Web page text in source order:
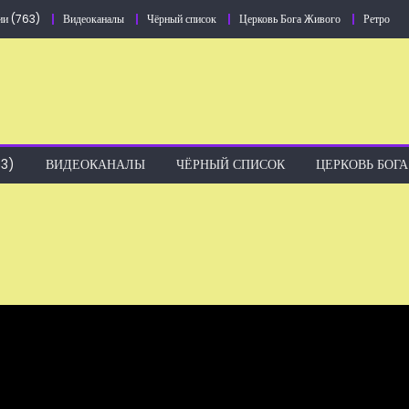
(763) Видеоканалы Чёрный список Церковь Бога Живого Ретро
ВИДЕОКАНАЛЫ ЧЁРНЫЙ СПИСОК ЦЕРКОВЬ